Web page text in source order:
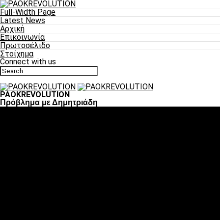
Full-Width Page
Latest News
Αρχική
Επικοινωνία
Πρωτοσέλιδο
Στοίχημα
Connect with us
PAOKREVOLUTION
Πρόβλημα με Δημητριάδη